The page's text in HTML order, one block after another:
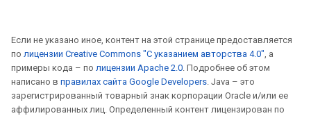
Если не указано иное, контент на этой странице предоставляется
по лицензии Creative Commons "С указанием авторства 4.0", а
примеры кода – по лицензии Apache 2.0. Подробнее об этом
написано в правилах сайта Google Developers. Java – это
зарегистрированный товарный знак корпорации Oracle и/или ее
аффилированных лиц. Определенный контент лицензирован по